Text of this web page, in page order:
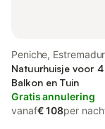
Peniche,
Natuurhuisje voor
Balkon en Tuin
Gratis annulering
vanaf€ 108per